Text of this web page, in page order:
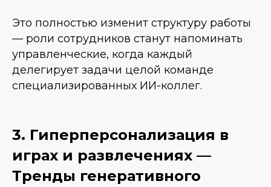
Это полностью изменит структуру работы
— роли сотрудников станут напоминать
управленческие, когда каждый
делегирует задачи целой команде
специализированных ИИ-коллег.
3. Гиперперсонализация в
играх и развлечениях —
Тренды генеративного